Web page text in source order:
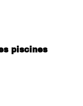
piscines